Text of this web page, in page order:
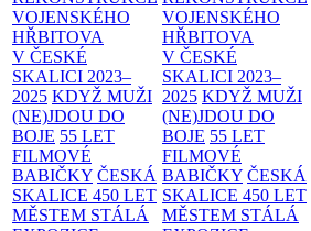
VOJENSKÉHO
HŘBITOVA
V ČESKÉ
SKALICI 2023–
2025 KDYŽ MUŽI
(NE)JDOU DO
BOJE 55 LET
FILMOVÉ
BABIČKY ČESKÁ
SKALICE 450 LET
MĚSTEM STÁLÁ
VOJENSKÉHO
HŘBITOVA
V ČESKÉ
SKALICI 2023–
2025 KDYŽ MUŽI
(NE)JDOU DO
BOJE 55 LET
FILMOVÉ
BABIČKY ČESKÁ
SKALICE 450 LET
MĚSTEM STÁLÁ